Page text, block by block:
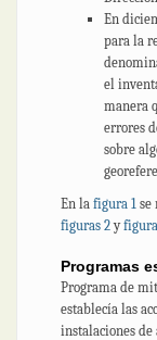
En
para la
el
manera
errores
sobre
En la figura 1 se
figuras 2y
Programas
Programa de
establecía las
instalaciones